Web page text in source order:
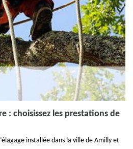
: choisissez les prestations de
installée dans la ville de Amilly et